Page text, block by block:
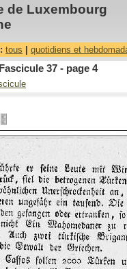
de Luxembourg
tous quotidiens et
37 - page 4